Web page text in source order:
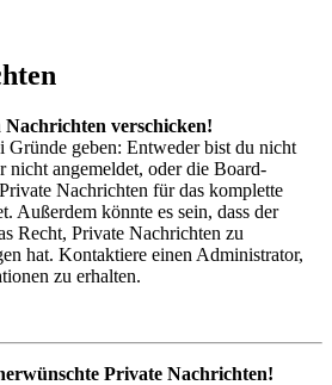
verschicken!
Gründe geben: Entweder bist du nicht
nicht angemeldet, oder die Board-
Nachrichten für das komplette
Außerdem könnte es sein, dass der
Recht, Private Nachrichten zu
hat. Kontaktiere einen Administrator,
zu erhalten.
Private Nachrichten!